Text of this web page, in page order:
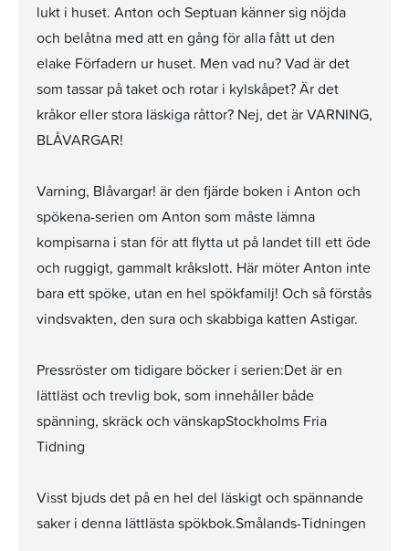
lukt i huset. Anton och Septuan känner sig nöjda
och belåtna med att en gång för alla fått ut den
elake Förfadern ur huset. Men vad nu? Vad är det
som tassar på taket och rotar i kylskåpet? Är det
kråkor eller stora läskiga råttor? Nej, det är VARNING,
BLÅVARGAR!
Varning, Blåvargar! är den fjärde boken i Anton och
spökena-serien om Anton som måste lämna
kompisarna i stan för att flytta ut på landet till ett öde
och ruggigt, gammalt kråkslott. Här möter Anton inte
bara ett spöke, utan en hel spökfamilj! Och så förstås
vindsvakten, den sura och skabbiga katten Astigar.
Pressröster om tidigare böcker i serien:Det är en
lättläst och trevlig bok, som innehåller både
spänning, skräck och vänskapStockholms Fria
Tidning
Visst bjuds det på en hel del läskigt och spännande
saker i denna lättlästa spökbok.Smålands-Tidningen